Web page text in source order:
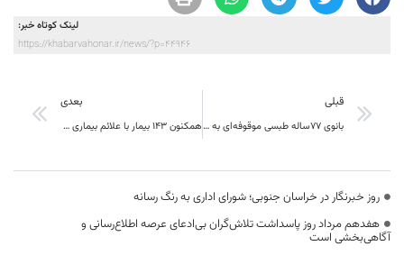
لینک کوتاه خبر:
https://khabarvahonar.ir/news/?p=44946
قبلی
بانوی ۷۷ساله طبسی موقوفه‌ای به ارزش 8 میلیارد ریال وقف کرد.
بعدی
همکنون 143 بیمار با علائم بیماری حاد تنفسی در بیمارستان های خراسان جنوبی بستری هستند
روز خبرنگار در خراسان جنوبی؛ شورای اداری به رنگ رسانه
هفدهم مرداد روز پاسداشت تلاش‌گران بی‌ادعای عرصه اطلاع‌رسانی و
آگاهی‌بخشی است